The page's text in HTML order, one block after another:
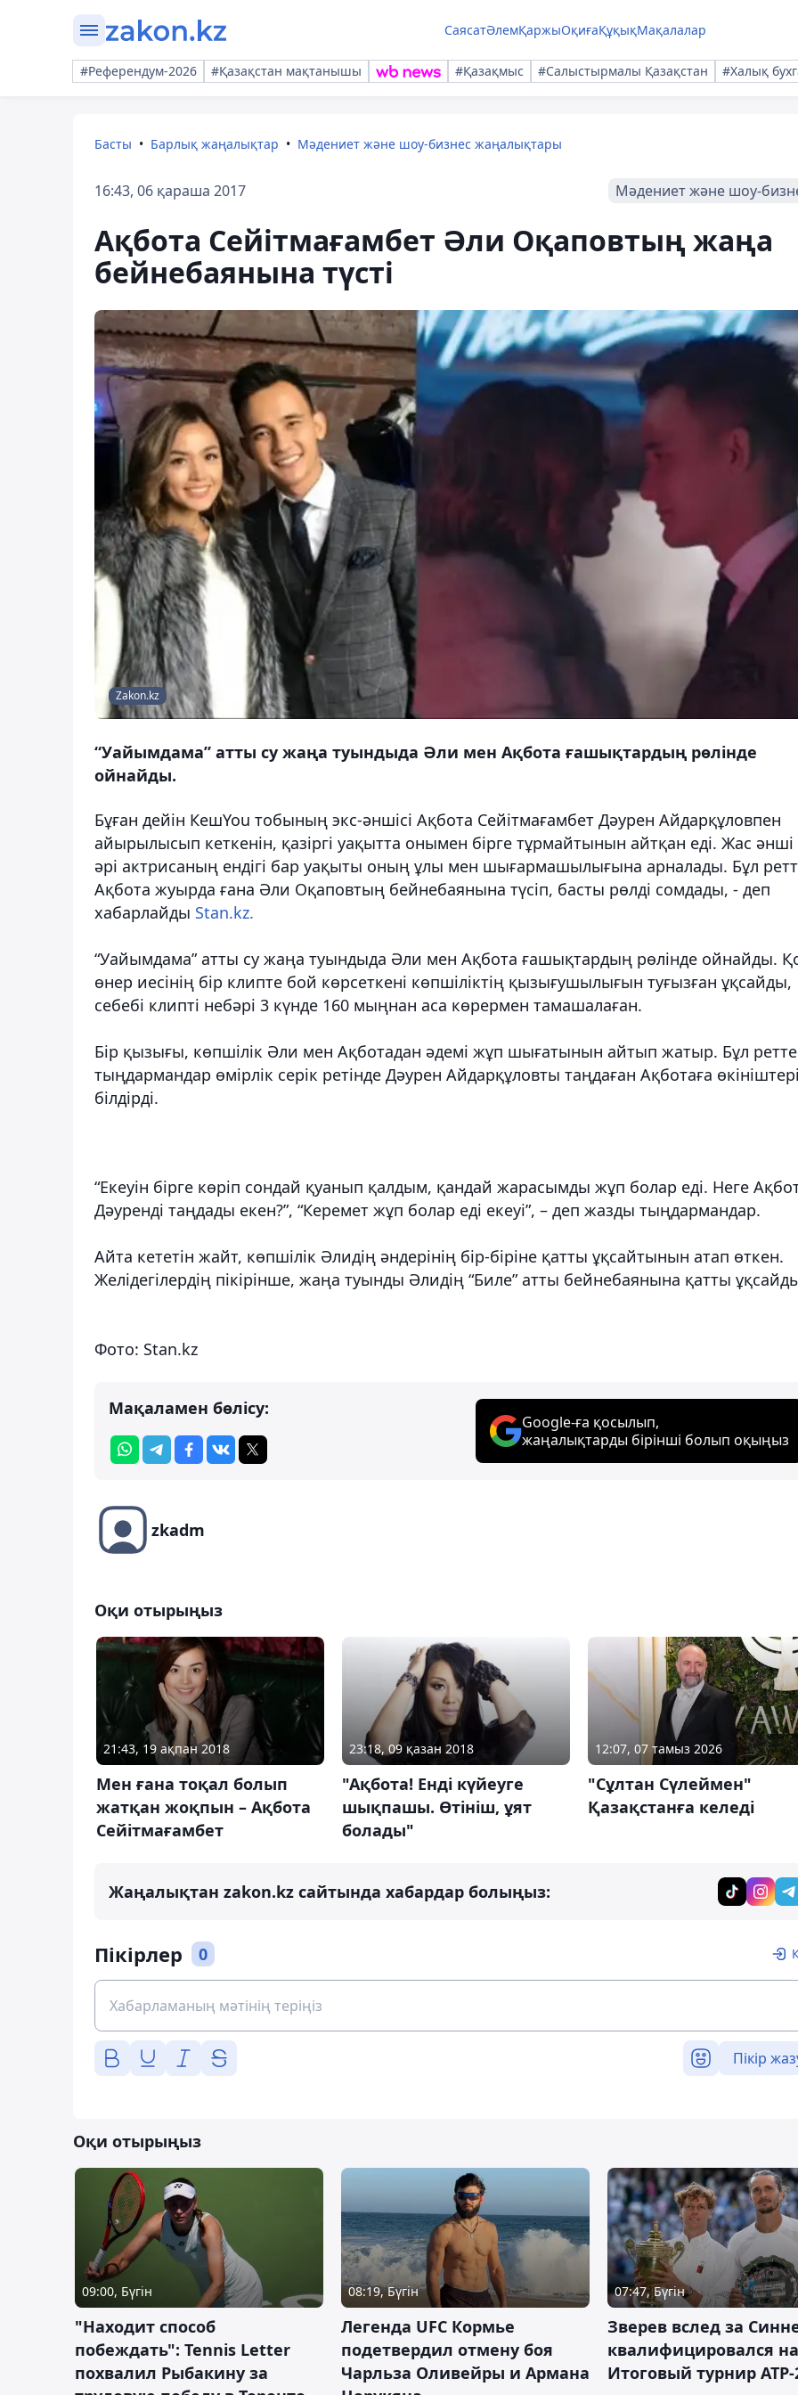
СаясатӘлемҚаржыОқиғаҚұқықМақалалар
#Референдум-2026 #Қазақстан мақтанышы #Қазақмыс #Салыстырмалы Қазақстан #Халық
Басты Барлық жаңалықтар Мәдениет және шоу-бизнес жаңалықтары
16:43, 06 қараша 2017 Мәдениет және шоу-
Ақбота Сейітмағамбет Әли Оқаповтың жаңа
бейнебаянына түсті
Zakon.kz
“Уайымдама” атты су жаңа туындыда Әли мен Ақбота ғашықтардың рөлінде
ойнайды.
Бұған дейін КешYou тобының экс-әншісі Ақбота Сейітмағамбет Дәурен Айдарқұловпен
айырылысып кеткенін, қазіргі уақытта онымен бірге тұрмайтынын айтқан еді. Жас әнші
әрі актрисаның ендігі бар уақыты оның ұлы мен шығармашылығына арналады. Бұл
Ақбота жуырда ғана Әли Оқаповтың бейнебаянына түсіп, басты рөлді сомдады, - деп
хабарлайды Stan.kz.
“Уайымдама” атты су жаңа туындыда Әли мен Ақбота ғашықтардың рөлінде ойнайды.
өнер иесінің бір клипте бой көрсеткені көпшіліктің қызығушылығын туғызған ұқсайды,
себебі клипті небәрі 3 күнде 160 мыңнан аса көрермен тамашалаған.
Бір қызығы, көпшілік Әли мен Ақботадан әдемі жұп шығатынын айтып жатыр. Бұл ретте
тыңдармандар өмірлік серік ретінде Дәурен Айдарқұловты таңдаған Ақботаға
білдірді.
“Екеуін бірге көріп сондай қуанып қалдым, қандай жарасымды жұп болар еді. Неге
Дәуренді таңдады екен?”, “Керемет жұп болар еді екеуі”, – деп жазды тыңдармандар.
Айта кететін жайт, көпшілік Әлидің әндерінің бір-біріне қатты ұқсайтынын атап өткен.
Желідегілердің пікірінше, жаңа туынды Әлидің “Биле” атты бейнебаянына қатты
Фото: Stan.kz
Мақаламен бөлісу:
Google-ға қосылып,
жаңалықтарды бірінші болып оқыңыз
zkadm
Оқи отырыңыз
21:43, 19 ақпан 2018
Мен ғана тоқал болып
жатқан жоқпын – Ақбота
Сейітмағамбет
23:18, 09 қазан 2018
"Ақбота! Енді күйеуге
шықпашы. Өтініш, ұят
болады"
12:07, 07 тамыз 2026
"Сұлтан Сүлеймен"
Қазақстанға келеді
Жаңалықтан zakon.kz сайтында хабардар болыңыз:
Пікірлер 0
Пікір
Оқи отырыңыз
09:00, Бүгін
"Находит способ
побеждать": Tennis Letter
похвалил Рыбакину за
08:19, Бүгін
Легенда UFC Кормье
подетвердил отмену боя
Чарльза Оливейры и Армана
07:47, Бүгін
Зверев вслед за
квалифицировался на
Итоговый турнир ATP-